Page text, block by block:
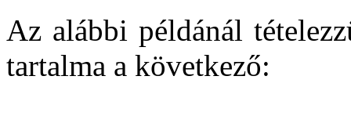
Az alábbi példánál
tartalma a következő: